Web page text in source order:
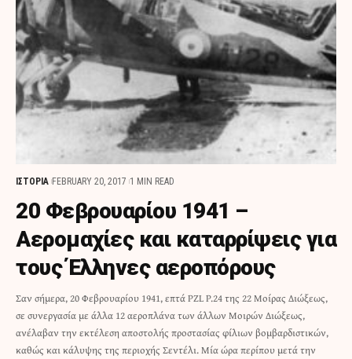
ΙΣΤΟΡΙΑ FEBRUARY 20, 2017 1 MIN READ
20 Φεβρουαρίου 1941 –
Αερομαχίες και καταρρίψεις για
τους Έλληνες αεροπόρους
Σαν σήμερα, 20 Φεβρουαρίου 1941, επτά PZL P.24 της 22 Μοίρας Διώξεως,
σε συνεργασία με άλλα 12 αεροπλάνα των άλλων Μοιρών Διώξεως,
ανέλαβαν την εκτέλεση αποστολής προστασίας φίλιων βομβαρδιστικών,
καθώς και κάλυψης της περιοχής Σεντέλι. Μία ώρα περίπου μετά την